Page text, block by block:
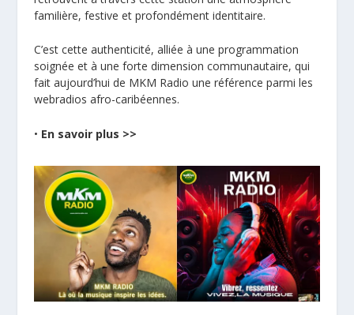
familière, festive et profondément identitaire.
C’est cette authenticité, alliée à une programmation
soignée et à une forte dimension communautaire, qui
fait aujourd’hui de MKM Radio une référence parmi les
webradios afro-caribéennes.
• En savoir plus >>